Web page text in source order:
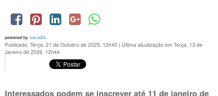
powered by social2s
Publicado: Terça, 21 de Outubro de 2025, 12h40 | Última atualização em Terça, 13 de
Janeiro de 2026, 12h44
Interessados podem se inscrever até 11 de janeiro de